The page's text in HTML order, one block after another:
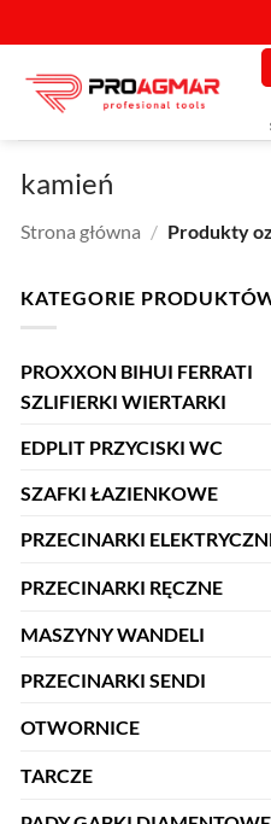
do
zawartości
kamień
Strona główna / Produkty
KATEGORIE
PROXXON BIHUI FERRATI
SZLIFIERKI WIERTARKI
EDPLIT PRZYCISKI WC
SZAFKI ŁAZIENKOWE
PRZECINARKI
PRZECINARKI RĘCZNE
MASZYNY WANDELI
PRZECINARKI SENDI
OTWORNICE
TARCZE